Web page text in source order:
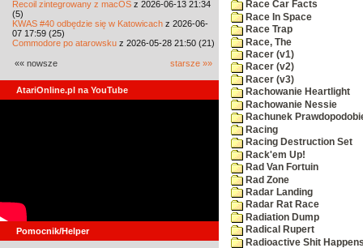
Recoil zintegrowany z macOS z 2026-06-13 21:34
(5)
KWAS #40 odbędzie się w Katowicach z 2026-06-
07 17:59 (25)
Commodore po atarowsku z 2026-05-28 21:50 (21)
«« nowsze starsze »»
AtariOnline.pl na YouTube
Pomocnik/Helper
Race Car Facts
Race In Space
Race Trap
Race, The
Racer (v1)
Racer (v2)
Racer (v3)
Rachowanie Heartlight
Rachowanie Nessie
Rachunek
Racing
Racing Destruction Set
Rack'em Up!
Rad Van Fortuin
Rad Zone
Radar Landing
Radar Rat Race
Radiation Dump
Radical Rupert
Radioactive Shit